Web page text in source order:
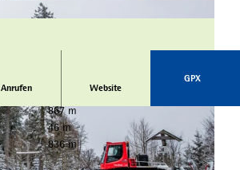
Anrufen Website
GPX
867 m
46 m
836 m